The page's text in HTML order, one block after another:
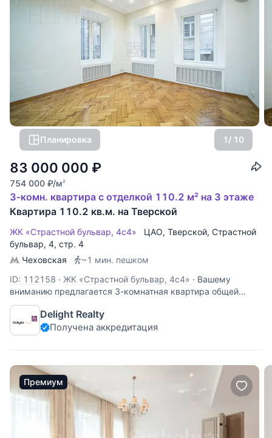
Планировка 1/ 10
83 000 000 ₽
754 000 ₽/м2
3-комн. квартира с отделкой 110.2 м² на 3 этаже
Квартира 110.2 кв.м. на Тверской
ЖК «Страстной бульвар, 4с4» ЦАО, Тверской, Страстной
бульвар, 4, стр. 4
Чеховская
~1 мин. пешком
ID: 112158 · ЖК «Страстной бульвар, 4с4» · Вашему
вниманию предлагается 3-комнатная квартира общей
площадью 110 кв.м. Планировочное решение: кухня,
гостиная, 2 изолированные комнаты, большой холл, 2
санузла. Окна выходят на обе стороны во двор. Высота
Delight Realty
Получена аккредитация
Премиум